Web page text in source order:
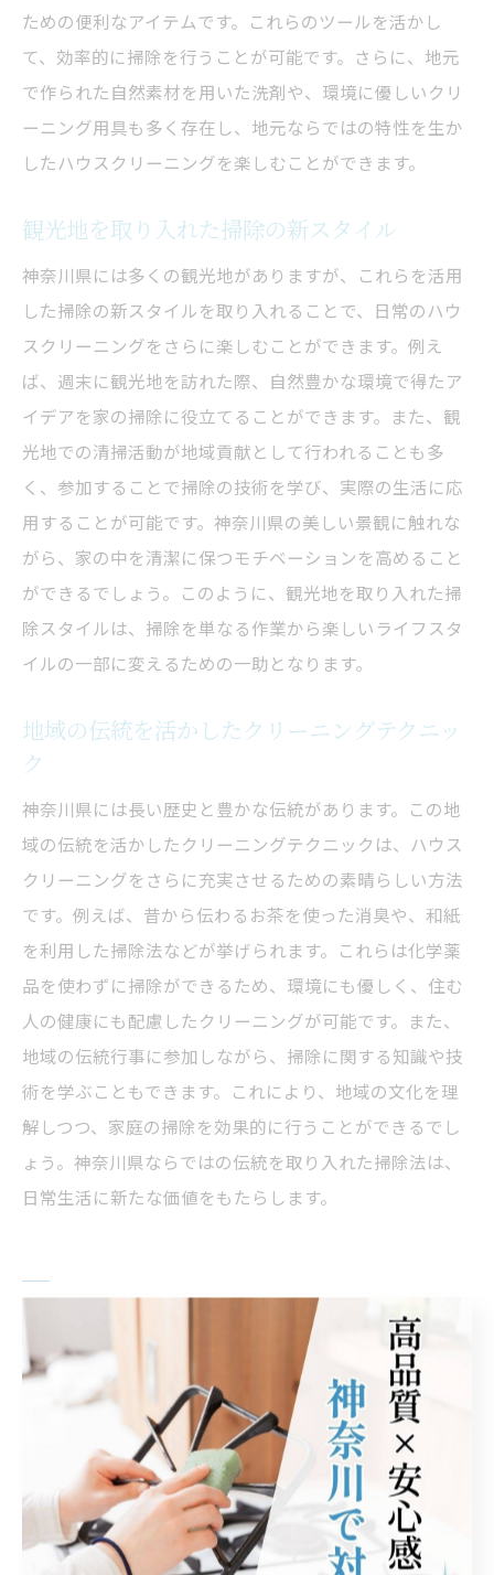
ための便利なアイテムです。これらのツールを活かし
て、効率的に掃除を行うことが可能です。さらに、地元
で作られた自然素材を用いた洗剤や、環境に優しいクリ
ーニング用具も多く存在し、地元ならではの特性を生か
したハウスクリーニングを楽しむことができます。
観光地を取り入れた掃除の新スタイル
神奈川県には多くの観光地がありますが、これらを活用
した掃除の新スタイルを取り入れることで、日常のハウ
スクリーニングをさらに楽しむことができます。例え
ば、週末に観光地を訪れた際、自然豊かな環境で得たア
イデアを家の掃除に役立てることができます。また、観
光地での清掃活動が地域貢献として行われることも多
く、参加することで掃除の技術を学び、実際の生活に応
用することが可能です。神奈川県の美しい景観に触れな
がら、家の中を清潔に保つモチベーションを高めること
ができるでしょう。このように、観光地を取り入れた掃
除スタイルは、掃除を単なる作業から楽しいライフスタ
イルの一部に変えるための一助となります。
地域の伝統を活かしたクリーニングテクニッ
ク
神奈川県には長い歴史と豊かな伝統があります。この地
域の伝統を活かしたクリーニングテクニックは、ハウス
クリーニングをさらに充実させるための素晴らしい方法
です。例えば、昔から伝わるお茶を使った消臭や、和紙
を利用した掃除法などが挙げられます。これらは化学薬
品を使わずに掃除ができるため、環境にも優しく、住む
人の健康にも配慮したクリーニングが可能です。また、
地域の伝統行事に参加しながら、掃除に関する知識や技
術を学ぶこともできます。これにより、地域の文化を理
解しつつ、家庭の掃除を効果的に行うことができるでし
ょう。神奈川県ならではの伝統を取り入れた掃除法は、
日常生活に新たな価値をもたらします。
忙しい日常に役立つハウスクリーニ
ングの効率化アイデア
時間短縮のための掃除計画術
忙しい日常の中で、効率的にハウスクリーニングを進め
るためには、事前の計画が不可欠です。まず、掃除する
箇所をリストアップし、それぞれの優先順位を決めて取